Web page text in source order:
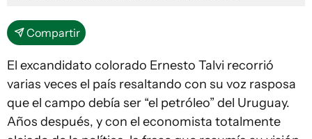
Compartir
El excandidato colorado Ernesto Talvi recorrió
varias veces el país resaltando con su voz rasposa
que el campo debía ser “el petróleo” del Uruguay.
Años después, y con el economista totalmente